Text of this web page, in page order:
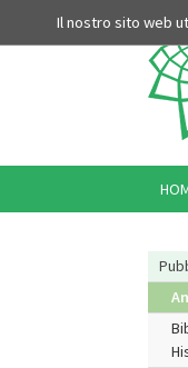
Il nostro sito web